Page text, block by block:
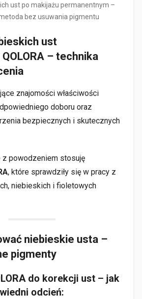
ust po makijażu permanentnym –
bez usuwania pigmentu
ust
QOLORA – technika
znajomości właściwości
doboru oraz
bezpiecznych i skutecznych
z powodzeniem stosuję
, które sprawdziły się w pracy z
niebieskich i fioletowych
niebieskie usta –
pigmenty
do korekcji ust – jak
odcień: